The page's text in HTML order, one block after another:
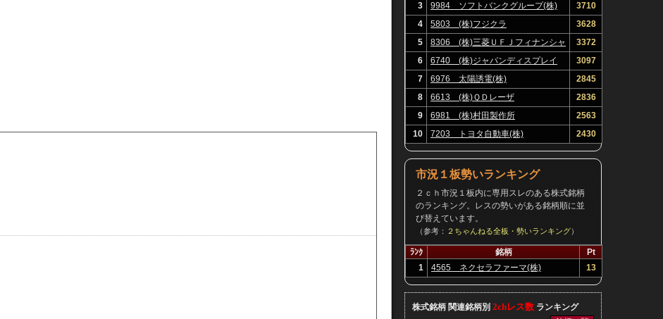
3
9984 ソフトバンクグループ(株)
3710
4
5803 (株)フジクラ
3628
5
8306 (株)三菱ＵＦＪフィナンシャ
ル・グループ
3372
6
6740 (株)ジャパンディスプレイ
3097
7
6976 太陽誘電(株)
2845
8
6613 (株)ＱＤレーザ
2836
9
6981 (株)村田製作所
2563
10
7203 トヨタ自動車(株) 2430
市況１板勢いランキング
２ｃｈ市況１板内に専用スレのある株式銘柄
のランキング。レスの勢いがある銘柄順に並
び替えています。
（参考：２ちゃんねる全板・勢いランキング）
ﾗﾝｸ 銘柄
Pt
1
4565 ネクセラファーマ(株) 13
株式銘柄 関連銘柄別 2chレス数 ランキング